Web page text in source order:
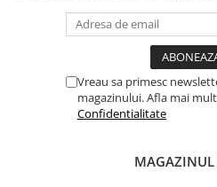
Vreau sa primesc
magazinului. Afla mai
Confidentialitate
MAGAZINUL